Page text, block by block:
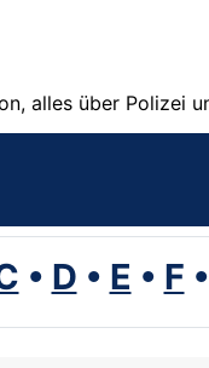
alles über Polizei
• D • E • F •